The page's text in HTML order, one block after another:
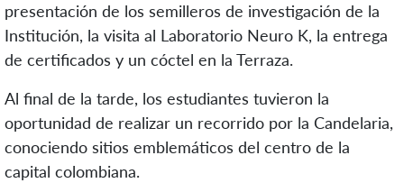
presentación de los semilleros de investigación de la
Institución, la visita al Laboratorio Neuro K, la entrega
de certificados y un cóctel en la Terraza.
Al final de la tarde, los estudiantes tuvieron la
oportunidad de realizar un recorrido por la Candelaria,
conociendo sitios emblemáticos del centro de la
capital colombiana.